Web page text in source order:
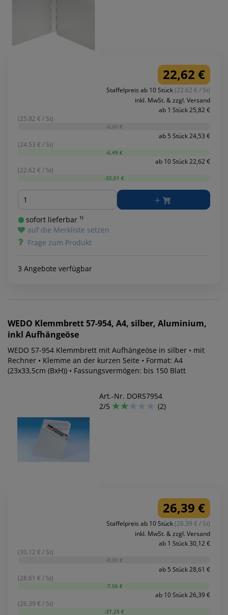
22,62 €
Staffelpreis ab 10 Stück(22.62 € / St)
inkl. MwSt. & zzgl. Versand
ab 1 Stück 25,82 €
(25.82 € / St)
-0,00 €
ab 5 Stück 24,53 €
(24.53 € / St)
-6,49 €
ab 10 Stück 22,62 €
(22.62 € / St)
-32,01 €
Menge
sofort lieferbar ¹⁾
auf die Merkliste setzen
Frage zum Produkt
3 Angebote verfügbar
WEDO Klemmbrett 57-954, A4, silber, Aluminium,
inkl Aufhängeöse
WEDO 57-954 Klemmbrett mit Aufhängeöse in silber • mit
Rechner • Klemme an der kurzen Seite • Format: A4
(23x33,5cm (BxH)) • Fassungsvermögen: bis 150 Blatt
Art.-Nr. DOR57954
2/5
(2)
26,39 €
Staffelpreis ab 10 Stück(26.39 € / St)
inkl. MwSt. & zzgl. Versand
ab 1 Stück 30,12 €
(30.12 € / St)
-0,00 €
ab 5 Stück 28,61 €
(28.61 € / St)
-7,56 €
ab 10 Stück 26,39 €
(26.39 € / St)
-37,25 €